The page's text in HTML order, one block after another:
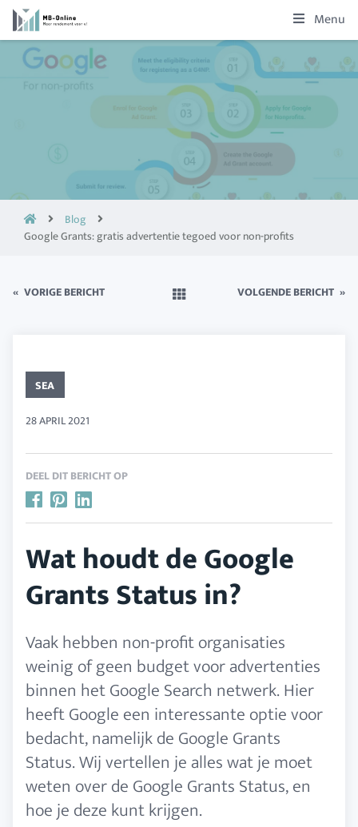
Menu
Blog
Google Grants: gratis advertentie tegoed voor non-profits
« VORIGE BERICHT VOLGENDE BERICHT »
SEA
28 APRIL 2021
DEEL DIT BERICHT OP
Wat houdt de Google
Grants Status in?
Vaak hebben non-profit organisaties
weinig of geen budget voor advertenties
binnen het Google Search netwerk. Hier
heeft Google een interessante optie voor
bedacht, namelijk de Google Grants
Status. Wij vertellen je alles wat je moet
weten over de Google Grants Status, en
hoe je deze kunt krijgen.